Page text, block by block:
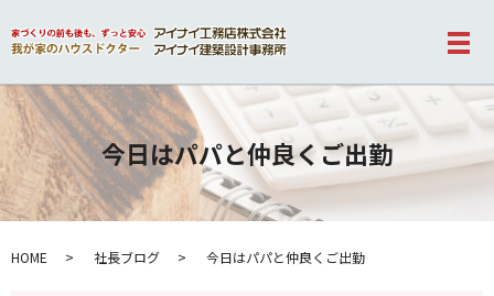
メ
今日はパパと仲良くご出勤
HOME 社長ブログ 今日はパパと仲良くご出勤